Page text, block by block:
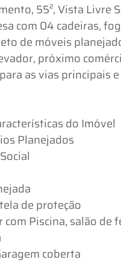
55², Vista Livre
com 04 cadeiras,
de móveis
próximo
as vias principais
do Imóvel
Planejados
de proteção
com Piscina, salão de
coberta